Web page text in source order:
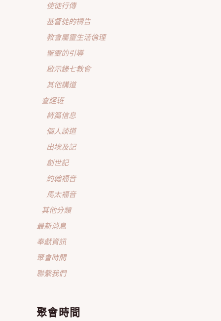
使徒行傳
基督徒的禱告
教會屬靈生活倫理
聖靈的引導
啟示錄七教會
其他講道
查經班
詩篇信息
個人談道
出埃及記
創世記
約翰福音
馬太福音
其他分類
最新消息
奉獻資訊
聚會時間
聯繫我們
聚會時間